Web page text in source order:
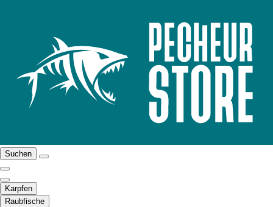
Suchen
Karpfen
Raubfische